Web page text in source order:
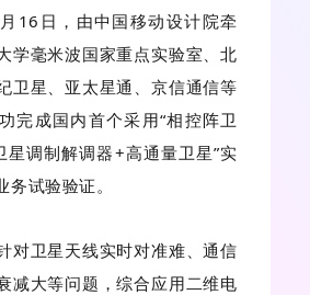
16日，由中国移动设计院牵
学毫米波国家重点实验室、北
卫星、亚太星通、京信通信等
完成国内首个采用“相控阵卫
星调制解调器+高通量卫星”实
试验验证。
对卫星天线实时对准难、通信
减大等问题，综合应用二维电